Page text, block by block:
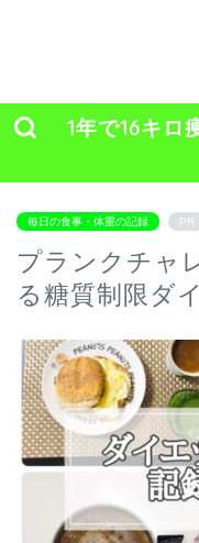
1年で16キロ
毎日の食事・体重の記録 PR
プランクチャ
る糖質制限ダ